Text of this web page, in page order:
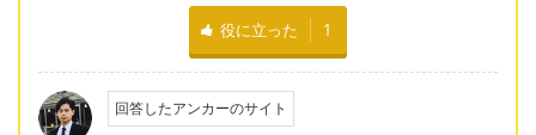
役に立った 1
回答したアンカーのサイト